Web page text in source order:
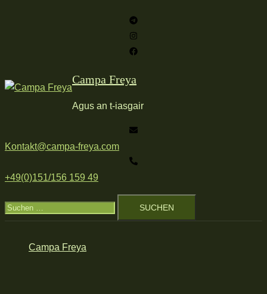
Campa Freya
Agus an t-iasgair
Kontakt@campa-freya.com
+49(0)151/156 159 49
Suchen
nach:
Campa Freya